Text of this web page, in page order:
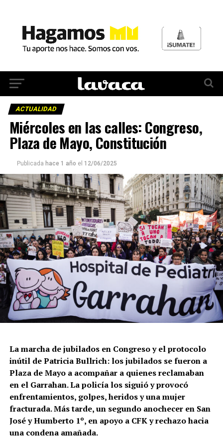
ACTUALIDAD
Miércoles en las calles: Congreso,
Plaza de Mayo, Constitución
Publicada hace 1 año el 12/06/2025
La marcha de jubilados en Congreso y el protocolo
inútil de Patricia Bullrich: los jubilados se fueron a
Plaza de Mayo a acompañar a quienes reclamaban
en el Garrahan. La policía los siguió y provocó
enfrentamientos, golpes, heridos y una mujer
fracturada. Más tarde, un segundo anochecer en San
José y Humberto 1º, en apoyo a CFK y rechazo hacia
una condena amañada.